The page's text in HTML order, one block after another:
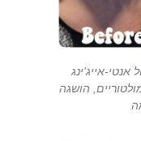
אייג'ינג
הושגה